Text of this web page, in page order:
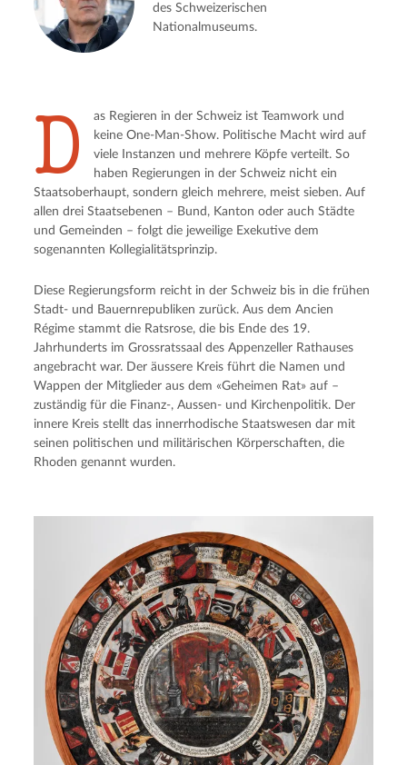
des Schweizerischen
Nationalmuseums.
D
as Regieren in der Schweiz ist Teamwork und
keine One-Man-Show. Politische Macht wird auf
viele Instanzen und mehrere Köpfe verteilt. So
haben Regierungen in der Schweiz nicht ein
Staatsoberhaupt, sondern gleich mehrere, meist sieben. Auf
allen drei Staatsebenen – Bund, Kanton oder auch Städte
und Gemeinden – folgt die jeweilige Exekutive dem
sogenannten Kollegialitätsprinzip.
Diese Regierungsform reicht in der Schweiz bis in die frühen
Stadt- und Bauernrepubliken zurück. Aus dem Ancien
Régime stammt die Ratsrose, die bis Ende des 19.
Jahrhunderts im Grossratssaal des Appenzeller Rathauses
angebracht war. Der äussere Kreis führt die Namen und
Wappen der Mitglieder aus dem «Geheimen Rat» auf –
zuständig für die Finanz-, Aussen- und Kirchenpolitik. Der
innere Kreis stellt das innerrhodische Staatswesen dar mit
seinen politischen und militärischen Körperschaften, die
Rhoden genannt wurden.